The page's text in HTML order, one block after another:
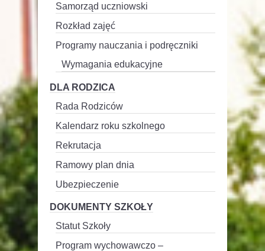
Samorząd uczniowski
Rozkład zajęć
Programy nauczania i podręczniki
Wymagania edukacyjne
DLA RODZICA
Rada Rodziców
Kalendarz roku szkolnego
Rekrutacja
Ramowy plan dnia
Ubezpieczenie
DOKUMENTY SZKOŁY
Statut Szkoły
Program wychowawczo –